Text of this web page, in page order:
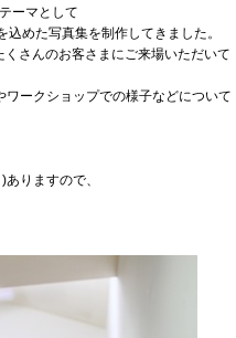
ーマとして
めた写真集を制作してきました。
さんのお客さまにご来場いただいて
ークショップでの様子などについて
りますので、